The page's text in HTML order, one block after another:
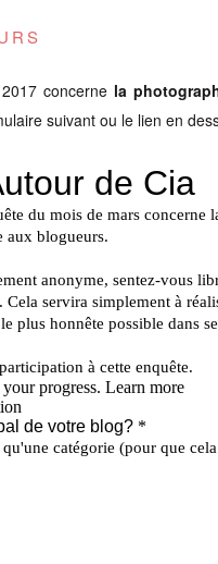
concerne la
suivant ou le lien en